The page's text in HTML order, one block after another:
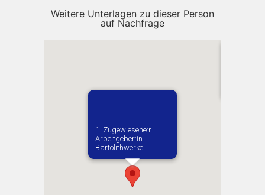
Weitere Unterlagen zu dieser Person
auf Nachfrage
1. Zugewiesene:r
Arbeitgeber:in​
Bartolithwerke